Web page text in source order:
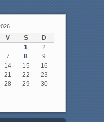
V S
D
1
2
7 8
9
14 15
16
21 22
23
28 29
30